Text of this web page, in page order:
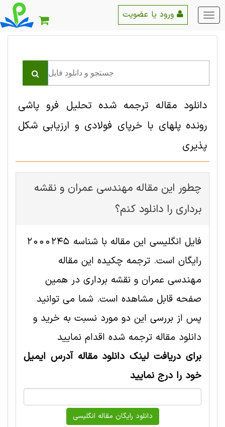
منو
اصلی
دانلود مقاله ترجمه شده تحلیل فرو پاشی
رونده پلهای با خرپای فولادی و ارزیابی شکل
پذیری
چطور این مقاله مهندسی عمران و نقشه
برداری را دانلود کنم؟
فایل انگلیسی این مقاله با شناسه 2000245
رایگان است. ترجمه چکیده این مقاله
مهندسی عمران و نقشه برداری در همین
صفحه قابل مشاهده است. شما می توانید
پس از بررسی این دو مورد نسبت به خرید و
دانلود مقاله ترجمه شده اقدام نمایید
برای دریافت لینک دانلود مقاله آدرس ایمیل
خود را درج نمایید